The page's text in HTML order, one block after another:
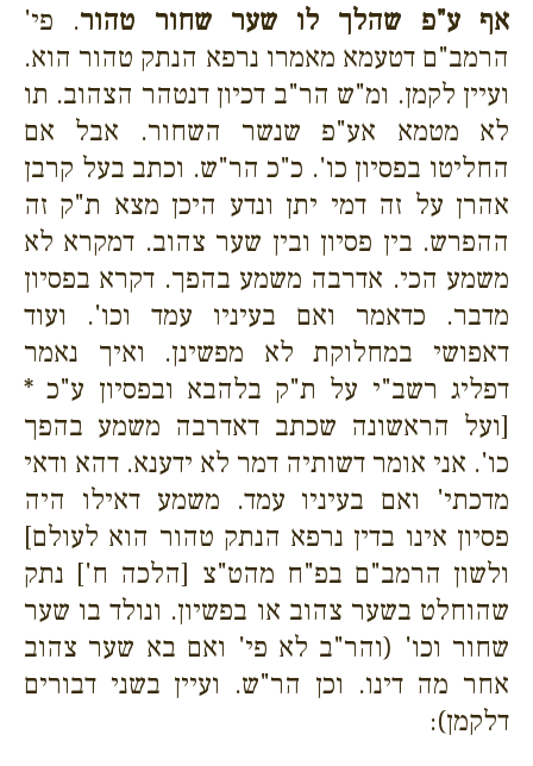
אף ע"פ שהלך לו שער שחור טהור. פי'
הרמב"ם דטעמא מאמרו נרפא הנתק טהור הוא.
ועיין לקמן. ומ"ש הר"ב דכיון דנטהר הצהוב. תו
לא מטמא אע"פ שנשר השחור. אבל אם
החליטו בפסיון כו'. כ"כ הר"ש. וכתב בעל קרבן
אהרן על זה דמי יתן ונדע היכן מצא ת"ק זה
ההפרש. בין פסיון ובין שער צהוב. דמקרא לא
משמע הכי. אדרבה משמע בהפך. דקרא בפסיון
מדבר. כדאמר ואם בעיניו עמד וכו'. ועוד
דאפושי במחלוקת לא מפשינן. ואיך נאמר
דפליג רשב"י על ת"ק בלהבא ובפסיון ע"כ *
[ועל הראשונה שכתב דאדרבה משמע בהפך
כו'. אני אומר דשותיה דמר לא ידענא. דהא ודאי
מדכתי' ואם בעיניו עמד. משמע דאילו היה
פסיון אינו בדין נרפא הנתק טהור הוא לעולם]
ולשון הרמב"ם בפ"ח מהט"צ [הלכה ח'] נתק
שהוחלט בשער צהוב או בפשיון. ונולד בו שער
שחור וכו' (והר"ב לא פי' ואם בא שער צהוב
אחר מה דינו. וכן הר"ש. ועיין בשני דבורים
דלקמן):